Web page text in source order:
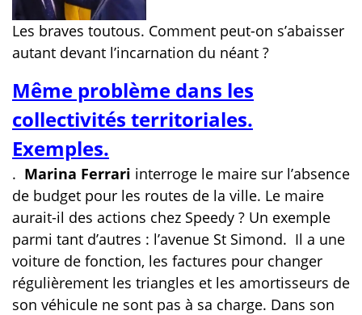
Les braves toutous. Comment peut-on s’abaisser
autant devant l’incarnation du néant ?
Même problème dans les
collectivités territoriales.
Exemples.
. Marina Ferrari interroge le maire sur l’absence
de budget pour les routes de la ville. Le maire
aurait-il des actions chez Speedy ? Un exemple
parmi tant d’autres : l’avenue St Simond. Il a une
voiture de fonction, les factures pour changer
régulièrement les triangles et les amortisseurs de
son véhicule ne sont pas à sa charge. Dans son